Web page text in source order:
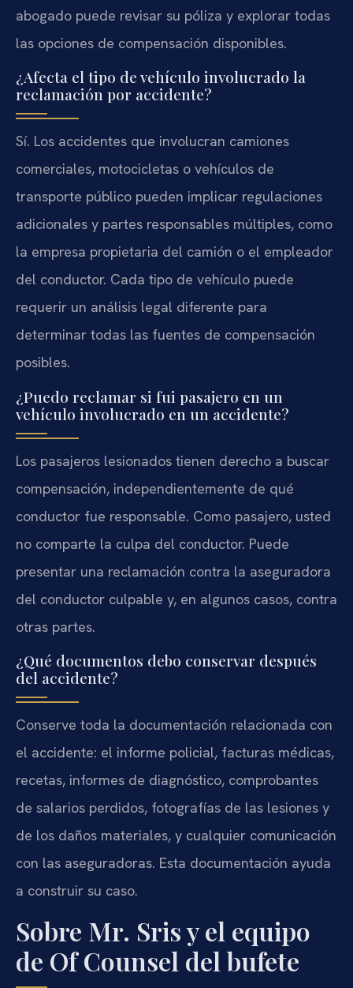
abogado puede revisar su póliza y explorar todas
las opciones de compensación disponibles.
¿Afecta el tipo de vehículo involucrado la
reclamación por accidente?
Sí. Los accidentes que involucran camiones
comerciales, motocicletas o vehículos de
transporte público pueden implicar regulaciones
adicionales y partes responsables múltiples, como
la empresa propietaria del camión o el empleador
del conductor. Cada tipo de vehículo puede
requerir un análisis legal diferente para
determinar todas las fuentes de compensación
posibles.
¿Puedo reclamar si fui pasajero en un
vehículo involucrado en un accidente?
Los pasajeros lesionados tienen derecho a buscar
compensación, independientemente de qué
conductor fue responsable. Como pasajero, usted
no comparte la culpa del conductor. Puede
presentar una reclamación contra la aseguradora
del conductor culpable y, en algunos casos, contra
otras partes.
¿Qué documentos debo conservar después
del accidente?
Conserve toda la documentación relacionada con
el accidente: el informe policial, facturas médicas,
recetas, informes de diagnóstico, comprobantes
de salarios perdidos, fotografías de las lesiones y
de los daños materiales, y cualquier comunicación
con las aseguradoras. Esta documentación ayuda
a construir su caso.
Sobre Mr. Sris y el equipo
de Of Counsel del bufete